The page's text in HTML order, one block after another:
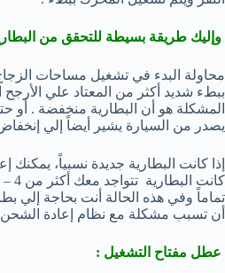
وإليك طريقة بسيطة للتحقق من
محاولة البدء في تشغيل مساحات
ببطء شديد أكثر من المعتاد علي
المشكلة هو أن البطارية منخفضة . أو
يصدر من السيارة يشير أيضاً إلي
إذا كانت البطارية جديدة نسبياً، يمكنك
تماماً وفي هذه الحالة أنت بحاجة إلي
أن تسبب مشكلة مع نظام إعادة
عطل مفتاح التشغيل :